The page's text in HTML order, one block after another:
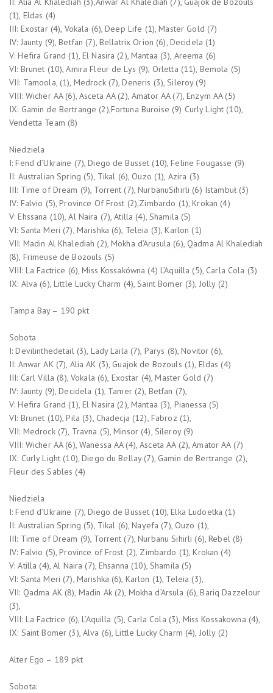
(1), Eldas (4)
III: Exostar (4), Vokala (6), Deep Life (1), Master Gold (7)
IV: Jaunty (9), Betfan (7), Bellatrix Orion (6), Decidela (1)
V: Hefira Grand (1), El Nasira (2), Mantaa (3), Areema (6)
VI: Brunet (10), Amira Fleur de Lys (9), Orletta (11), Bemola (5)
VII: Tamoola, (1), Medrock (7), Deneris (3), Sileroy (9)
VIII: Wicher AA (6), Asceta AA (2), Amator AA (7), Enzym AA (5)
IX: Gamin de Bertrange (2),Fortuna Buroise (9) Curly Light (10),
Vendetta Team (8)
Niedziela
I: Fend d’Ukraine (7), Diego de Busset (10), Feline Fougasse (9)
II: Australian Spring (5), Tikal (6), Ouzo (1), Azira (3)
III: Time of Dream (9), Torrent (7), NurbanuSihirli (6) Istambuł (3)
IV: Falvio (5), Province Of Frost (2),Zimbardo (1), Krokan (4)
V: Ehssana (10), Al Naira (7), Atilla (4), Shamila (5)
VI: Santa Meri (7), Marishka (6), Teleia (3), Karlon (1)
VII: Madin Al Khalediah (2), Mokha d’Arusula (6), Qadma Al Khalediah
(8), Frimeuse de Bozouls (5)
VIII: La Factrice (6), Miss Kossakówna (4) L’Aquilla (5), Carla Cola (3)
IX: Alva (6), Little Lucky Charm (4), Saint Bomer (3), Jolly (2)
Tampa Bay – 190 pkt
Sobota
I: Devilinthedetail (3), Lady Laila (7), Parys (8), Novitor (6),
II: Anwar AK (7), Alia AK (3), Guajok de Bozouls (1), Eldas (4)
III: Carl Villa (8), Vokala (6), Exostar (4), Master Gold (7)
IV: Jaunty (9), Decidela (1), Tamer (2), Betfan (7),
V: Hefira Grand (1), El Nasira (2), Mantaa (3), Pianessa (5)
VI: Brunet (10), Pila (3), Chadecja (12), Fabroz (1),
VII: Medrock (7), Travna (5), Minsor (4), Sileroy (9)
VIII: Wicher AA (6), Wanessa AA (4), Asceta AA (2), Amator AA (7)
IX: Curly Light (10), Diego du Bellay (7), Gamin de Bertrange (2),
Fleur des Sables (4)
Niedziela
I: Fend d’Ukraine (7), Diego de Busset (10), Elka Ludoetka (1)
II: Australian Spring (5), Tikal (6), Nayefa (7), Ouzo (1),
III: Time of Dream (9), Torrent (7), Nurbanu Sihirli (6), Rebel (8)
IV: Falvio (5), Province of Frost (2), Zimbardo (1), Krokan (4)
V: Atilla (4), Al Naira (7), Ehsanna (10), Shamila (5)
VI: Santa Meri (7), Marishka (6), Karlon (1), Teleia (3),
VII: Qadma AK (8), Madin Ak (2), Mokha d’Arsula (6), Bariq Dazzelour
(3),
VIII: La Factrice (6), L’Aquilla (5), Carla Cola (3), Miss Kossakowna (4),
IX: Saint Bomer (3), Alva (6), Little Lucky Charm (4), Jolly (2)
Alter Ego – 189 pkt
Sobota: